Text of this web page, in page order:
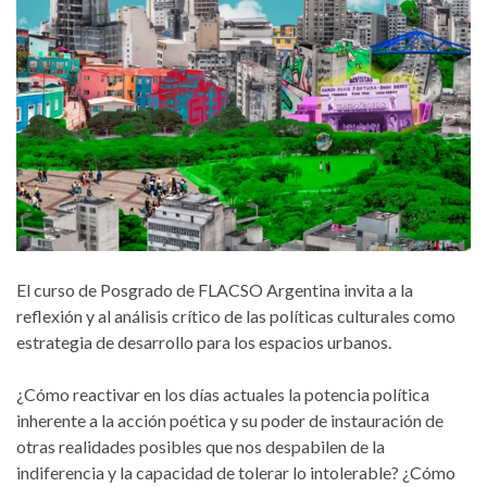
El curso de Posgrado de FLACSO Argentina invita a la
reflexión y al análisis crítico de las políticas culturales como
estrategia de desarrollo para los espacios urbanos.
¿Cómo reactivar en los días actuales la potencia política
inherente a la acción poética y su poder de instauración de
otras realidades posibles que nos despabilen de la
indiferencia y la capacidad de tolerar lo intolerable? ¿Cómo